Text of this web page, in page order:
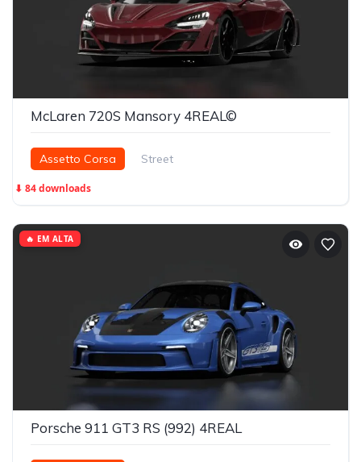
McLaren 720S Mansory 4REAL©
Assetto Corsa Street
⬇ 84 downloads
Porsche 911 GT3 RS (992) 4REAL
🔥 EM ALTA